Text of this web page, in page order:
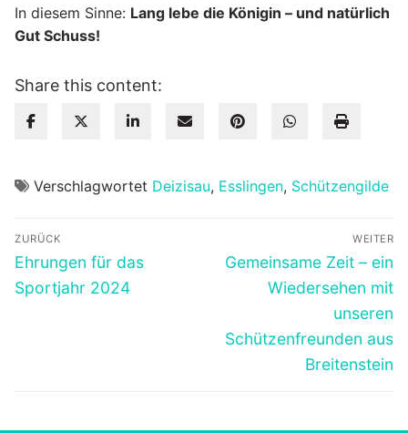
In diesem Sinne: Lang lebe die Königin – und natürlich
Gut Schuss!
Share this content:
Verschlagwortet Deizisau, Esslingen, Schützengilde
Beitragsnavigation
ZURÜCK
Vorheriger
Beitrag:
Ehrungen für das
Sportjahr 2024
WEITER
Nächster
Beitrag:
Gemeinsame Zeit – ein
Wiedersehen mit
unseren
Schützenfreunden aus
Breitenstein